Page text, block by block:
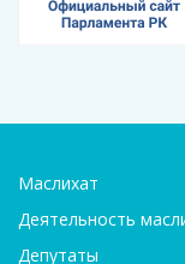
Маслихат
Деятельность
Депутаты